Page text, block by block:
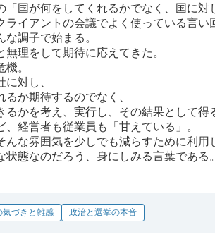
「国が何をしてくれるかでなく、国に
ライアントの会議でよく使っている言い
調子で始まる。
理をして期待に応えてきた。
。
対し、
か期待するのでなく、
るかを考え、実行し、その結果として得
、経営者も従業員も「甘えている」。
んな雰囲気を少しでも減らすために利用
状態なのだろう、身にしみる言葉である
気づきと雑感 政治と選挙の本音